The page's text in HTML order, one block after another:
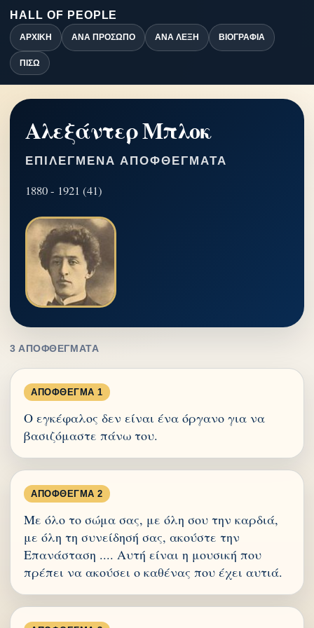
HALL OF PEOPLE
ΑΡΧΙΚΉ ΑΝΆ ΠΡΌΣΩΠΟ ΑΝΆ ΛΈΞΗ ΒΙΟΓΡΑΦΊΑ
ΠΊΣΩ
Αλεξάντερ Μπλοκ
ΕΠΙΛΕΓΜΈΝΑ ΑΠΟΦΘΈΓΜΑΤΑ
1880 - 1921 (41)
3 ΑΠΟΦΘΈΓΜΑΤΑ
ΑΠΌΦΘΕΓΜΑ 1
Ο εγκέφαλος δεν είναι ένα όργανο για να
βασιζόμαστε πάνω του.
ΑΠΌΦΘΕΓΜΑ 2
Με όλο το σώμα σας, με όλη σου την καρδιά,
με όλη τη συνείδησή σας, ακούστε την
Επανάσταση .... Αυτή είναι η μουσική που
πρέπει να ακούσει ο καθένας που έχει αυτιά.